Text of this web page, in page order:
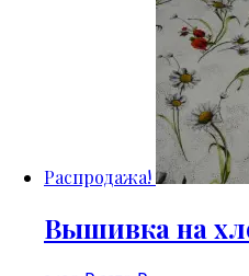
Распродажа!
Вышивка на